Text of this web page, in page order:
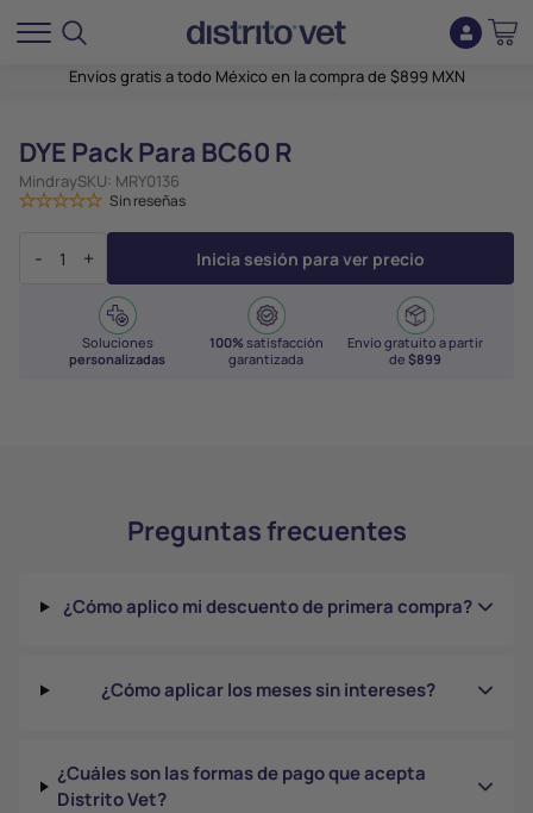
Envíos gratis a todo México en la compra de $899 MXN
DYE Pack Para BC60 R
MindraySKU: MRY0136
Sin reseñas
- + Inicia sesión para ver precio
Soluciones
personalizadas
100% satisfacción
garantizada
Envío gratuito a partir
de$899
Preguntas frecuentes
¿Cómo aplico mi descuento de primera compra?
¿Cómo aplicar los meses sin intereses?
¿Cuáles son las formas de pago que acepta
Distrito Vet?